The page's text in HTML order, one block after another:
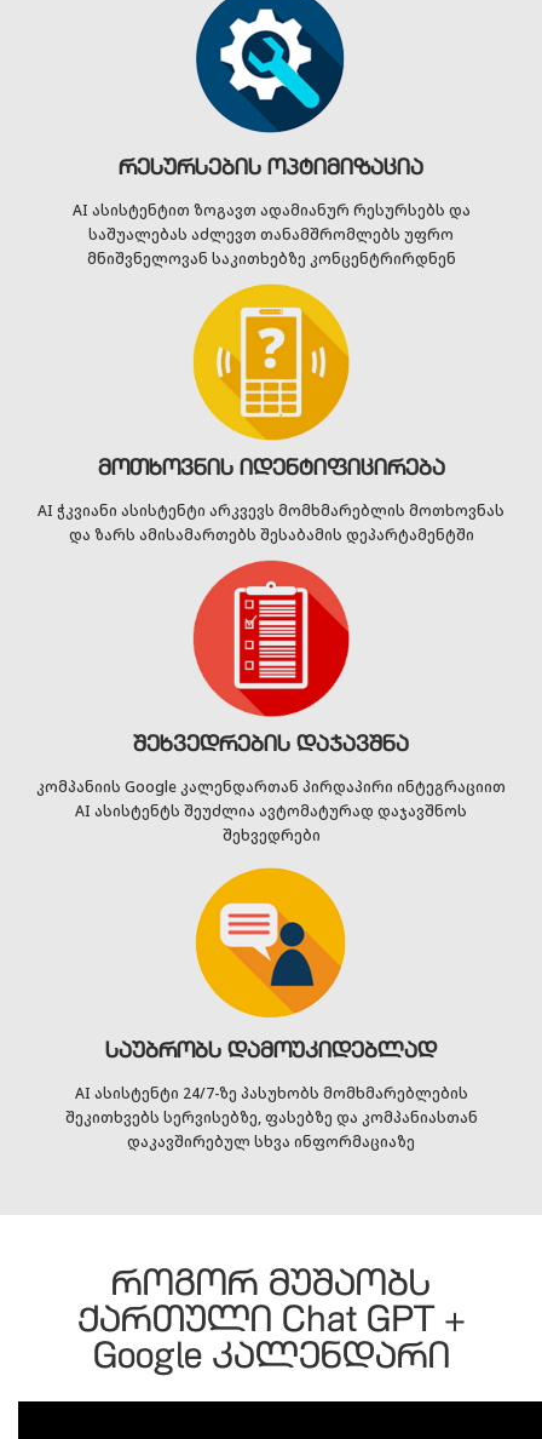
საუბრობს დამოუკიდებლად
AI ასისტენტი 24/7-ზე პასუხობს მომხმარებლების
შეკითხვებს სერვისებზე, ფასებზე და კომპანიასთან
დაკავშირებულ სხვა ინფორმაციაზე
შეხვედრების დაჯავშნა
კომპანიის Google კალენდართან პირდაპირი ინტეგრაციით
AI ასისტენტს შეუძლია ავტომატურად დაჯავშნოს
შეხვედრები
მოთხოვნის იდენტიფიცირება
AI ჭკვიანი ასისტენტი არკვევს მომხმარებლის მოთხოვნას
და ზარს ამისამართებს შესაბამის დეპარტამენტში
რესურსების ოპტიმიზაცია
AI ასისტენტით ზოგავთ ადამიანურ რესურსებს და
საშუალებას აძლევთ თანამშრომლებს უფრო
მნიშვნელოვან საკითხებზე კონცენტრირდნენ
როგორ მუშაობს
ქართული Chat GPT +
Google კალენდარი